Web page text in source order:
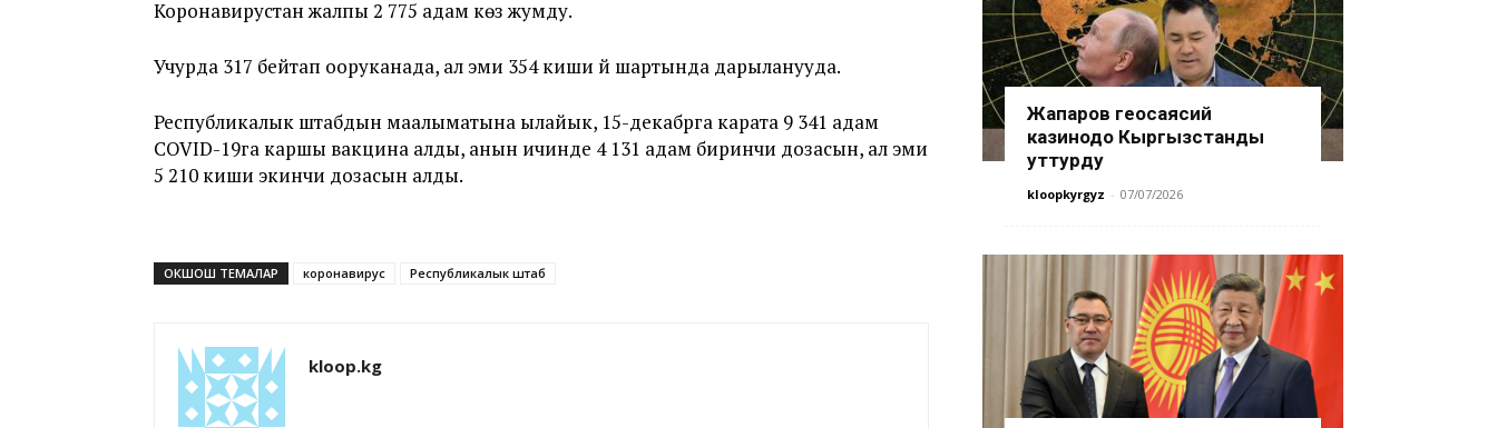
Коронавирустан жалпы 2 775 адам көз жумду.
Учурда 317 бейтап ооруканада, ал эми 354 киши үй шартында дарыланууда.
Республикалык штабдын маалыматына ылайык, 15-декабрга карата 9 341 адам
COVID-19га каршы вакцина алды, анын ичинде 4 131 адам биринчи дозасын, ал эми
5 210 киши экинчи дозасын алды.
ОКШОШ ТЕМАЛАР коронавирус Республикалык штаб
kloop.kg
Жапаров геосаясий
казинодо Кыргызстанды
уттурду
kloopkyrgyz - 07/07/2026